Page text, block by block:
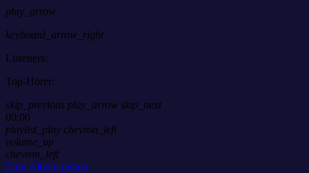
play_arrow
keyboard_arrow_right
Listeners:
Top-Hörer:
skip_previous play_arrow skip_next
00:00
playlist_play chevron_left
volume_up
chevron_left
Zum Album gehen